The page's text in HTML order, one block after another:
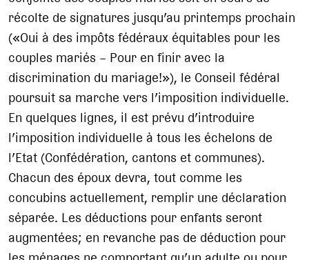
récolte de signatures jusqu’au printemps prochain
(«Oui à des impôts fédéraux équitables pour les
couples mariés – Pour en finir avec la
discrimination du mariage!»), le Conseil fédéral
poursuit sa marche vers l’imposition individuelle.
En quelques lignes, il est prévu d’introduire
l’imposition individuelle à tous les échelons de
l’Etat (Confédération, cantons et communes).
Chacun des époux devra, tout comme les
concubins actuellement, remplir une déclaration
séparée. Les déductions pour enfants seront
augmentées; en revanche pas de déduction pour